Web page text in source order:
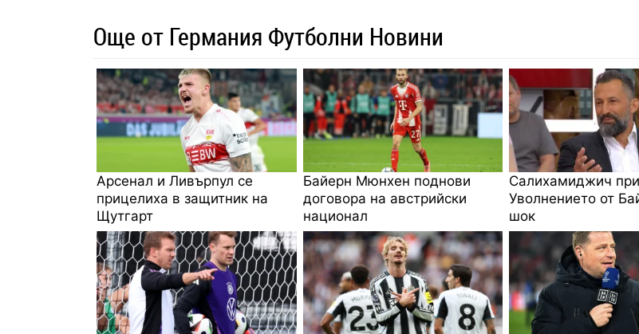
Още от Германия Футболни Новини
Арсенал и Ливърпул се
прицелиха в защитник на
Щутгарт
Байерн Мюнхен поднови
договора на австрийски
национал
Салихамиджич
Уволнението от
шок